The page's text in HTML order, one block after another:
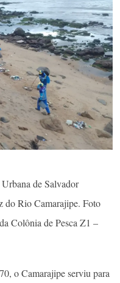
de Salvador
do Rio Camarajipe. Foto
Colônia de Pesca Z1 –
o Camarajipe serviu para